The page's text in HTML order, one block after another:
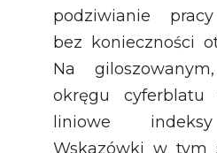
podziwianie
bez konieczności
Na
okręgu cyferblatu
liniowe
Wskazówki w tym